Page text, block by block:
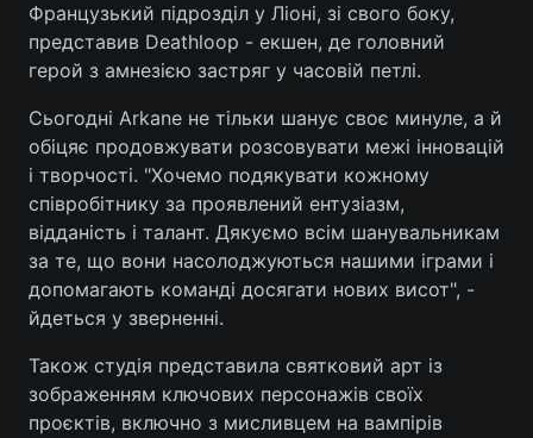
Французький підрозділ у Ліоні, зі свого боку,
представив Deathloop - екшен, де головний
герой з амнезією застряг у часовій петлі.
Сьогодні Arkane не тільки шанує своє минуле, а й
обіцяє продовжувати розсовувати межі інновацій
і творчості. "Хочемо подякувати кожному
співробітнику за проявлений ентузіазм,
відданість і талант. Дякуємо всім шанувальникам
за те, що вони насолоджуються нашими іграми і
допомагають команді досягати нових висот", -
йдеться у зверненні.
Також студія представила святковий арт із
зображенням ключових персонажів своїх
проєктів, включно з мисливцем на вампірів